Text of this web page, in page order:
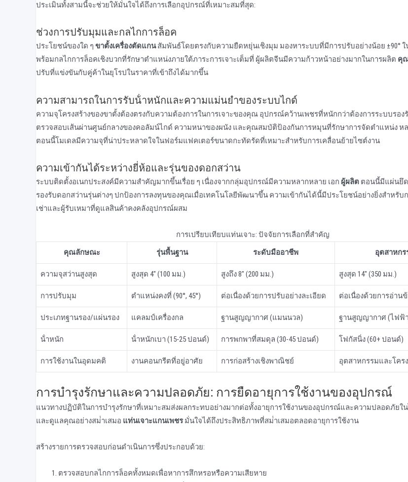
ประเมินทั้งสามนี้จะช่วยให้มั่นใจได้ถึงการเลือกอุปกรณ์ที่เหมาะสมที่สุด:
ช่วงการปรับมุมและกลไกการล็อค
ประโยชน์ของใด ๆ ขาตั้งเครื่องตัดแกนสัมพันธ์โดยตรงกับความยืดหยุ่นเชิงมุม มองหาระบบที่มีการปรับอย่างน้อย ±90°
พร้อมกลไกการล็อคเชิงบวกที่รักษาตําแหน่งภายใต้ภาระการเจาะเต็มที่ ผู้ผลิตจีนมีความก้าวหน้าอย่างมากในการผลิต คุ
ปรับที่แข่งขันกับคู่ค้าในยุโรปในราคาที่เข้าถึงได้มากขึ้น
ความสามารถในการรับน้ําหนักและความแม่นยําของระบบไกด์
ความจุโครงสร้างของขาตั้งต้องตรงกับความต้องการในการเจาะของคุณ อุปกรณ์คว้านเพชรที่หนักกว่าต้องการระบบรอง
ตรวจสอบเส้นผ่านศูนย์กลางของคอลัมน์ไกด์ ความหนาของผนัง และคุณสมบัติป้องกันการหมุนที่รักษาการจัดตําแหน่ง ห
ตอนนี้โมเดลมีความจุที่น่าประหลาดใจในฟอร์มแฟคเตอร์ขนาดกะทัดรัดที่เหมาะสําหรับการเคลื่อนย้ายไซต์งาน
ความเข้ากันได้ระหว่างยี่ห้อและรุ่นของดอกสว่าน
ระบบติดตั้งอเนกประสงค์มีความสําคัญมากขึ้นเรื่อย ๆ เนื่องจากกลุ่มอุปกรณ์มีความหลากหลาย เอก ผู้ผลิต ตอนนี้มีแผ่นยึ
รองรับดอกสว่านรุ่นต่างๆ ปกป้องการลงทุนของคุณเมื่อเทคโนโลยีพัฒนาขึ้น ความเข้ากันได้นี้มีประโยชน์อย่างยิ่งสําหรับ
เช่าและผู้รับเหมาที่ดูแลสินค้าคงคลังอุปกรณ์ผสม
การเปรียบเทียบแท่นเจาะ: ปัจจัยการเลือกที่สําคัญ
คุณลักษณะ
รุ่นพื้นฐาน ระดับมืออาชีพ อุตสาหก
ความจุสว่านสูงสุด สูงสุด 4" (100 มม.) สูงถึง 8" (200 มม.) สูงสุด 14" (350 มม.)
การปรับมุม ตําแหน่งคงที่ (90°, 45°) ต่อเนื่องด้วยการปรับอย่างละเอียด ต่อเนื่องด้วยการอ่า
ประเภทฐานรอง/แผ่นรอง แคลมป์เครื่องกล ฐานสูญญากาศ (แมนนวล) ฐานสูญญากาศ (ไฟฟ้
น้ําหนัก น้ําหนักเบา (15-25 ปอนด์) การพกพาที่สมดุล (30-45 ปอนด์) โฟกัสนิ่ง (60+ ปอนด์)
การใช้งานในอุดมคติ งานคอนกรีตที่อยู่อาศัย การก่อสร้างเชิงพาณิชย์ อุตสาหกรรมและโคร
การบํารุงรักษาและความปลอดภัย: การยืดอายุการใช้งานของอุปกรณ์
แนวทางปฏิบัติในการบํารุงรักษาที่เหมาะสมส่งผลกระทบอย่างมากต่อทั้งอายุการใช้งานของอุปกรณ์และความปลอดภัยใ
และดูแลคุณอย่างสม่ําเสมอ แท่นเจาะแกนเพชรมั่นใจได้ถึงประสิทธิภาพที่สม่ําเสมอตลอดอายุการใช้งาน
สร้างรายการตรวจสอบก่อนดําเนินการซึ่งประกอบด้วย:
ตรวจสอบกลไกการล็อคทั้งหมดเพื่อหาการสึกหรอหรือความเสียหาย